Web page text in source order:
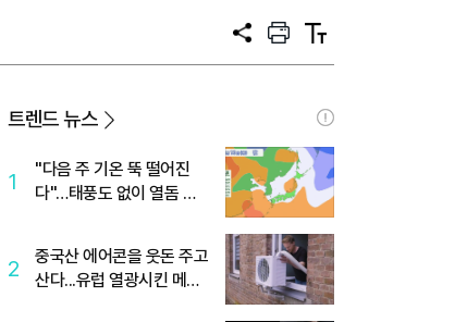
공
프
트
텍
트
트렌드 뉴스
1
"다음 주 기온 뚝 떨어진
다"…태풍도 없이 열돔 박
2
중국산 에어콘을 웃돈 주고
산다...유럽 열광시킨 메이